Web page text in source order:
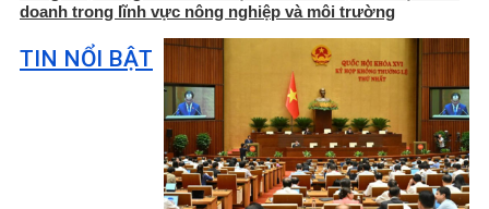
doanh trong lĩnh vực nông nghiệp và môi trường
TIN NỔI BẬT